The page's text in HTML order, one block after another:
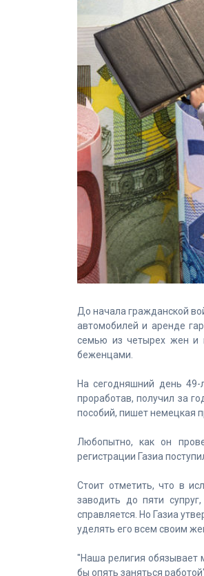
До начала гражданской
автомобилей и аренде
семью из четырех жен и
беженцами.
На сегодняшний день
проработав, получил за
пособий, пишет немецкая
Любопытно, как он
регистрации Газиа
Стоит отметить, что в
заводить до пяти
справляется. Но Газиа
уделять его всем своим
"Наша религия обязывает
бы опять заняться